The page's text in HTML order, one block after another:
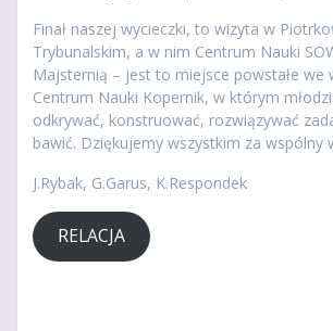
Finał naszej wycieczki, to wizyta w
Trybunalskim, a w nim Centrum Nauki
Majsternią – jest to miejsce powstałe we
Centrum Nauki Kopernik, w którym
odkrywać, konstruować, rozwiązywać
bawić. Dziękujemy wszystkim za wspólny
J.Rybak, G.Garus, K.Respondek
RELACJA